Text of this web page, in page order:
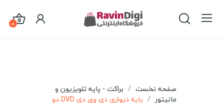
0
صفحه نخست
براکت - پایه تلویزیون و
مانیتور
پایه دیواری دی وی دی DVD دو